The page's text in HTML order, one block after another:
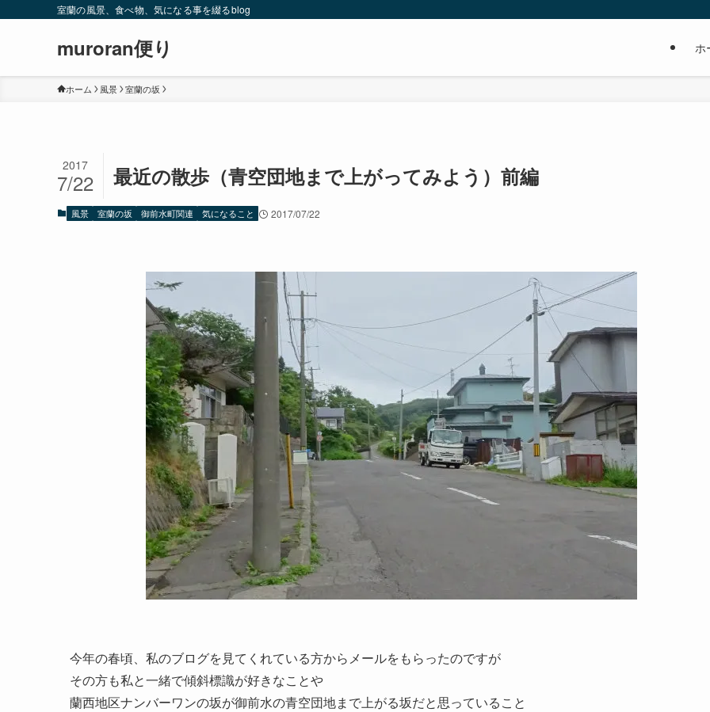
室蘭の風景、食べ物、気になる事を綴るblog
muroran便り ホ
ホーム 風景 室蘭の坂
最近の散歩（青空団地まで上がってみよう）前編
2017
7/22
風景 室蘭の坂 御前水町関連 気になること 2017/07/22
今年の春頃、私のブログを見てくれている方からメールをもらったのですが
その方も私と一緒で傾斜標識が好きなことや
蘭西地区ナンバーワンの坂が御前水の青空団地まで上がる坂だと思っていること